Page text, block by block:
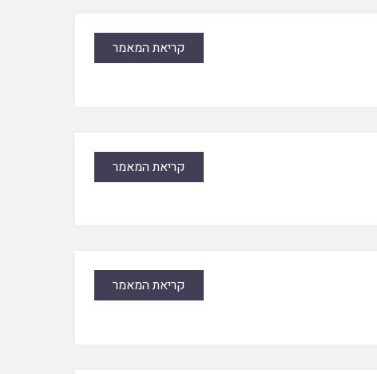
קריאת המאמר
קריאת המאמר
קריאת המאמר